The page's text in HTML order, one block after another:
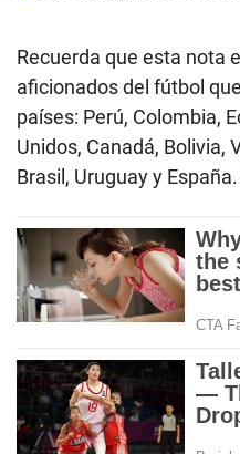
Recuerda que esta nota
aficionados del fútbol
países: Perú, Colombia,
Unidos, Canadá, Bolivia,
Brasil, Uruguay y